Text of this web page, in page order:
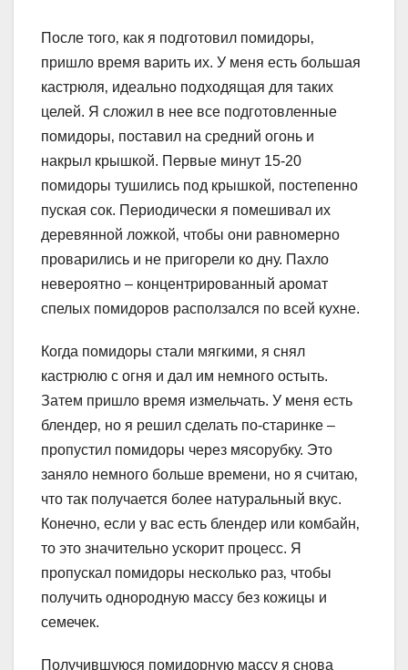
После того‚ как я подготовил помидоры‚
пришло время варить их. У меня есть большая
кастрюля‚ идеально подходящая для таких
целей. Я сложил в нее все подготовленные
помидоры‚ поставил на средний огонь и
накрыл крышкой. Первые минут 15-20
помидоры тушились под крышкой‚ постепенно
пуская сок. Периодически я помешивал их
деревянной ложкой‚ чтобы они равномерно
проварились и не пригорели ко дну. Пахло
невероятно – концентрированный аромат
спелых помидоров расползался по всей кухне.
Когда помидоры стали мягкими‚ я снял
кастрюлю с огня и дал им немного остыть.
Затем пришло время измельчать. У меня есть
блендер‚ но я решил сделать по-старинке –
пропустил помидоры через мясорубку. Это
заняло немного больше времени‚ но я считаю‚
что так получается более натуральный вкус.
Конечно‚ если у вас есть блендер или комбайн‚
то это значительно ускорит процесс. Я
пропускал помидоры несколько раз‚ чтобы
получить однородную массу без кожицы и
семечек.
Получившуюся помидорную массу я снова